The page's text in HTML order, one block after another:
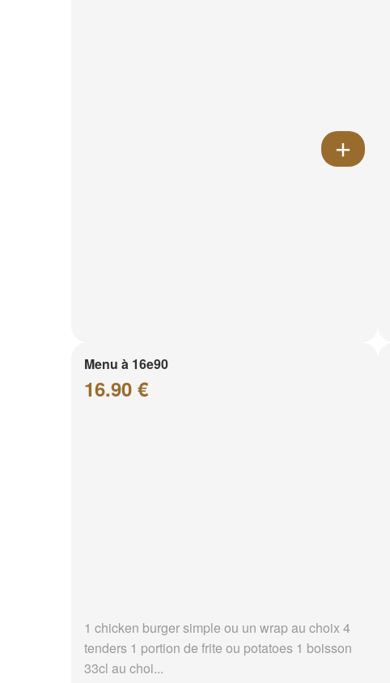
Menu à 16e90
16.90 €
1 chicken burger simple ou un wrap au choix 4
tenders 1 portion de frite ou potatoes 1 boisson
33cl au choi...